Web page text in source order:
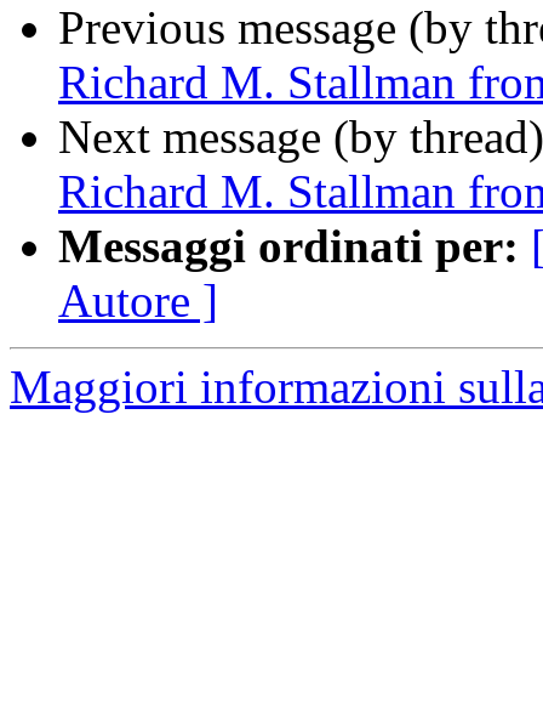
Previous message (by
Richard M. Stallman
Next message (by
Richard M. Stallman
Messaggi ordinati per:
Autore ]
Maggiori informazioni